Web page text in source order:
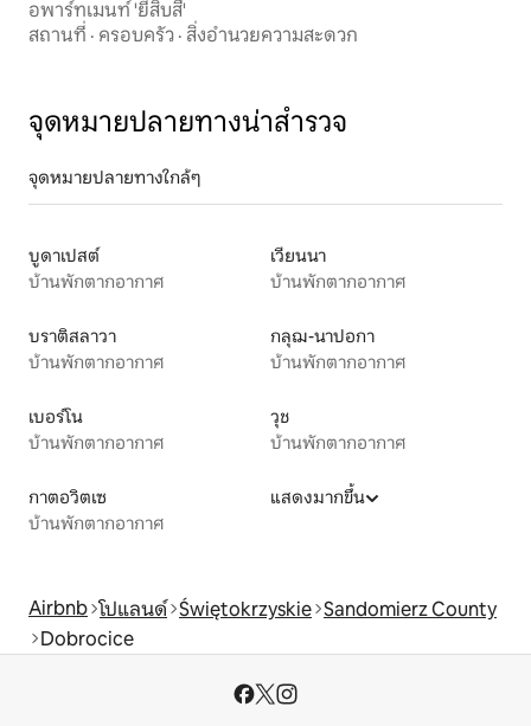
อพาร์ทเมนท์ 'ยี่สิบสี่'
สถานที่ · ครอบครัว · สิ่งอำนวยความสะดวก
จุดหมายปลายทางน่าสำรวจ
จุดหมายปลายทางใกล้ๆ
บูดาเปสต์
บ้านพักตากอากาศ
เวียนนา
บ้านพักตากอากาศ
บราติสลาวา
บ้านพักตากอากาศ
กลุฌ-นาปอกา
บ้านพักตากอากาศ
เบอร์โน
บ้านพักตากอากาศ
วุช
บ้านพักตากอากาศ
กาตอวิตเซ
บ้านพักตากอากาศ
แสดงมากขึ้น
Airbnb โปแลนด์ Świętokrzyskie Sandomierz County
Dobrocice